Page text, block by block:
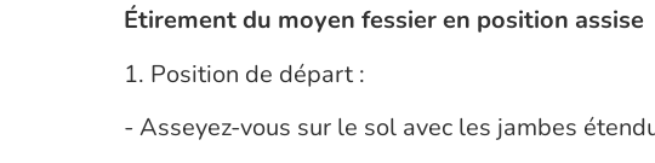
Étirement du moyen fessier en position assise
1. Position de départ :
- Asseyez-vous sur le sol avec les jambes